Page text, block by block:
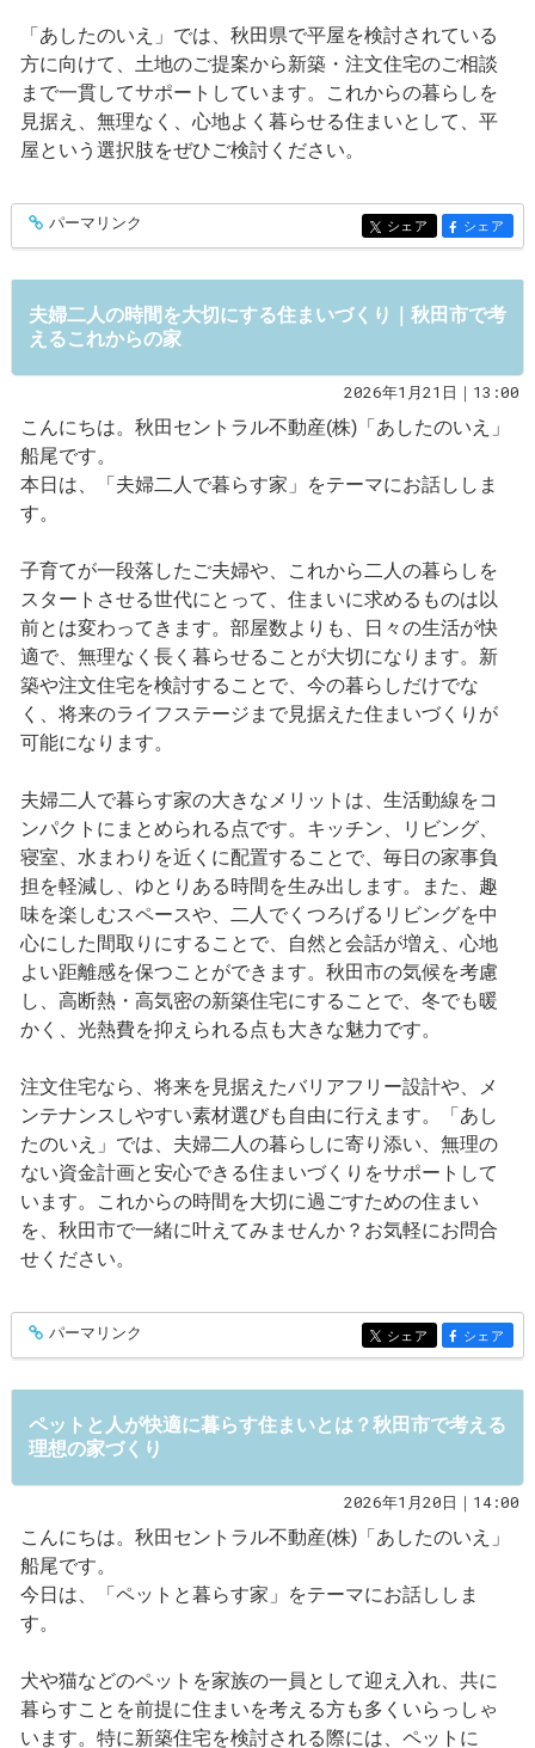
「あしたのいえ」では、秋田県で平屋を検討されている
方に向けて、土地のご提案から新築・注文住宅のご相談
まで一貫してサポートしています。これからの暮らしを
見据え、無理なく、心地よく暮らせる住まいとして、平
屋という選択肢をぜひご検討ください。
entry564
パーマリンク entry564
シェア entry564
シェア
夫婦二人の時間を大切にする住まいづくり｜秋田市で考
えるこれからの家
2026年1月21日｜13:00
こんにちは。秋田セントラル不動産(株)「あしたのいえ」
船尾です。
本日は、「夫婦二人で暮らす家」をテーマにお話ししま
す。
子育てが一段落したご夫婦や、これから二人の暮らしを
スタートさせる世代にとって、住まいに求めるものは以
前とは変わってきます。部屋数よりも、日々の生活が快
適で、無理なく長く暮らせることが大切になります。新
築や注文住宅を検討することで、今の暮らしだけでな
く、将来のライフステージまで見据えた住まいづくりが
可能になります。
夫婦二人で暮らす家の大きなメリットは、生活動線をコ
ンパクトにまとめられる点です。キッチン、リビング、
寝室、水まわりを近くに配置することで、毎日の家事負
担を軽減し、ゆとりある時間を生み出します。また、趣
味を楽しむスペースや、二人でくつろげるリビングを中
心にした間取りにすることで、自然と会話が増え、心地
よい距離感を保つことができます。秋田市の気候を考慮
し、高断熱・高気密の新築住宅にすることで、冬でも暖
かく、光熱費を抑えられる点も大きな魅力です。
注文住宅なら、将来を見据えたバリアフリー設計や、メ
ンテナンスしやすい素材選びも自由に行えます。「あし
たのいえ」では、夫婦二人の暮らしに寄り添い、無理の
ない資金計画と安心できる住まいづくりをサポートして
います。これからの時間を大切に過ごすための住まい
を、秋田市で一緒に叶えてみませんか？お気軽にお問合
せください。
entry563
パーマリンク entry563
シェア entry563
シェア
ペットと人が快適に暮らす住まいとは？秋田市で考える
理想の家づくり
2026年1月20日｜14:00
こんにちは。秋田セントラル不動産(株)「あしたのいえ」
船尾です。
今日は、「ペットと暮らす家」をテーマにお話ししま
す。
犬や猫などのペットを家族の一員として迎え入れ、共に
暮らすことを前提に住まいを考える方も多くいらっしゃ
います。特に新築住宅を検討される際には、ペットに